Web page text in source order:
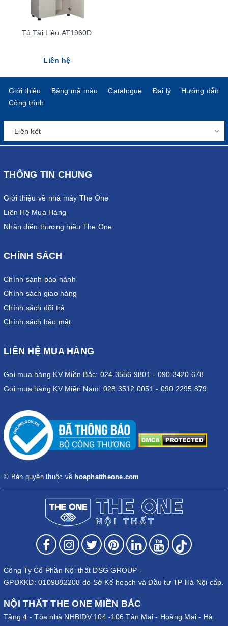
Tủ Tài Liệu AT1960D
Liên hệ
Giới thiệu Bảng mã màu Catalogue Đại lý
Hướng dẫn
Công trình
THÔNG TIN CHUNG
Giới thiệu về nhà máy The One
Liên Hệ Mua Hàng
Nhận diện thương hiệu The One
CHÍNH SÁCH
Chính sánh bảo hành
Chính sách giao hàng
Chính sách đổi trả
Chính sách bảo mật
LIÊN HỆ MUA HÀNG
Gọi mua hàng KV Miền Bắc: 024.3556.9801 - 090.3420.678
Gọi mua hàng KV Miền Nam: 028.3512.0051 - 090.2295.879
© Bản quyền thuộc về hoaphattheone.com
Công Ty Cổ Phần Nội thất DSG GROUP -
GPĐKKD: 0109882208 do Sở Kế hoạch và Đầu tư TP Hà Nội cấp.
NỘI THẤT THE ONE MIỀN BẮC
Tầng 4 - Tòa nhà NHBIDV 104 -106 Tân Mai - Hoàng Mai - Hà